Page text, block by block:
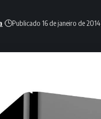
Publicado 16 de janeiro de 2014